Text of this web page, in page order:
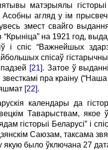
матэрыялы
Асобны агляд у ім
змест свайго
на 1921 год,
і спіс “Важнейшых
спісаў
[21]. Затое ў
звесткамі пра краіну
[22].
календары да
Таварыствам, якое
гісторыі Беларусі” і
Саюзам, таксама
якую было ўключана 27